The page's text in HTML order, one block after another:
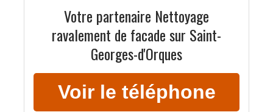
Votre partenaire Nettoyage
ravalement de facade sur Saint-
Georges-d'Orques